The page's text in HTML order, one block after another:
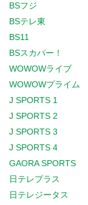
BSフジ
BSテレ東
BS11
BSスカパー！
WOWOWライブ
WOWOWプライム
J SPORTS 1
J SPORTS 2
J SPORTS 3
J SPORTS 4
GAORA SPORTS
日テレプラス
日テレジータス